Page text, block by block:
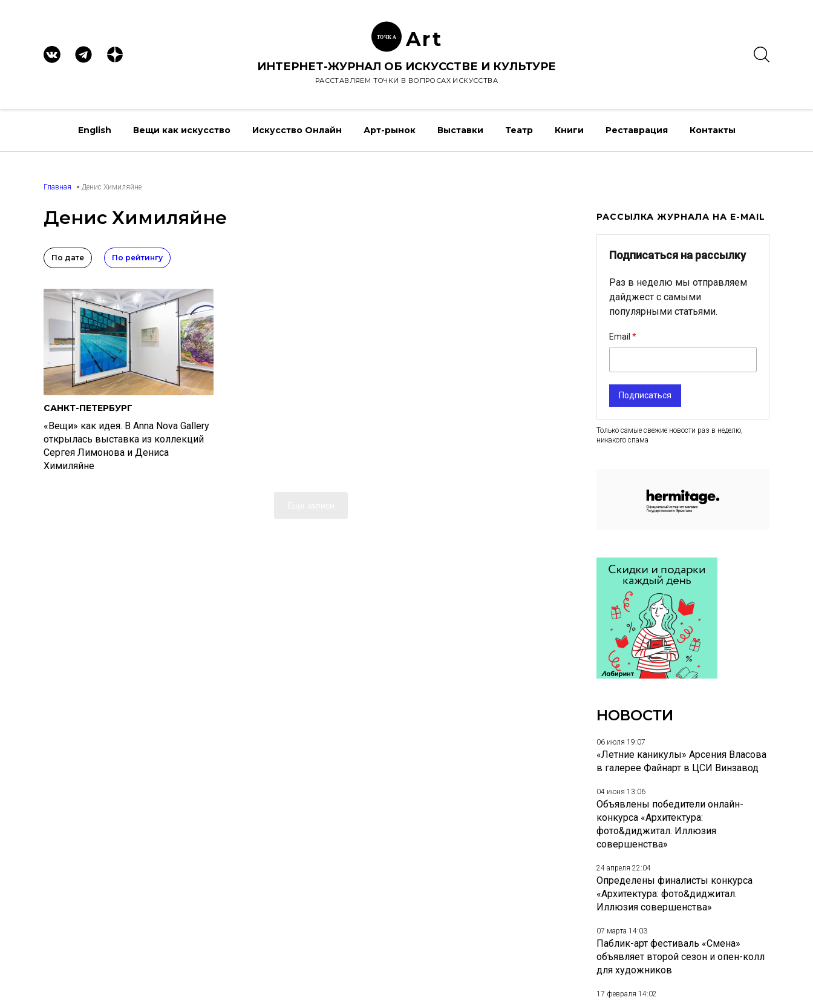
ТОЧК А Art
ИНТЕРНЕТ-ЖУРНАЛ ОБ ИСКУССТВЕ И КУЛЬТУРЕ
РАССТАВЛЯЕМ ТОЧКИ В ВОПРОСАХ ИСКУССТВА
English Вещи как искусство Искусство Онлайн Арт-рынок Выставки Театр Книги Реставрация Контакты
Главная Денис Химиляйне
Денис Химиляйне
По дате По рейтингу
САНКТ-ПЕТЕРБУРГ
«Вещи» как идея. В Anna Nova Gallery
открылась выставка из коллекций
Сергея Лимонова и Дениса
Химиляйне
РАССЫЛКА ЖУРНАЛА НА E-MAIL
Подписаться на рассылку
Раз в неделю мы отправляем
дайджест с самыми
популярными статьями.
Email
Подписаться
Только самые свежие новости раз в неделю,
никакого спама
НОВОСТИ
06 июля 19:07
«Летние каникулы» Арсения Власова
в галерее Файнарт в ЦСИ Винзавод
04 июня 13:06
Объявлены победители онлайн-
конкурса «Архитектура:
фото&диджитал. Иллюзия
совершенства»
24 апреля 22:04
Определены финалисты конкурса
«Архитектура: фото&диджитал.
Иллюзия совершенства»
07 марта 14:03
Паблик-арт фестиваль «Смена»
объявляет второй сезон и опен-колл
для художников
17 февраля 14:02